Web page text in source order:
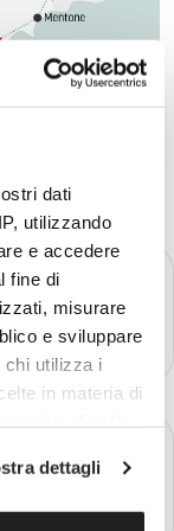
dati
utilizzando
e accedere
fine di
misurare
e sviluppare
chi utilizza i
in materia di
in qualsiasi
o facendo clic
dettagli